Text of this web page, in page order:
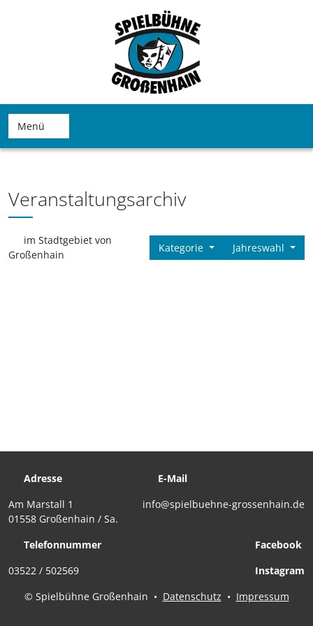
Menü
Veranstaltungsarchiv
im Stadtgebiet von
Großenhain
Kategorie Jahreswahl
Adresse
Am Marstall 1
01558 Großenhain / Sa.
E-Mail
info@spielbuehne-grossenhain.de
Telefonnummer
03522 / 502569
Facebook
Instagram
© Spielbühne Großenhain • Datenschutz • Impressum